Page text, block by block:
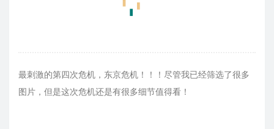
最刺激的第四次危机，东京危机！！！尽管我已经筛选了很多
图片，但是这次危机还是有很多细节值得看！